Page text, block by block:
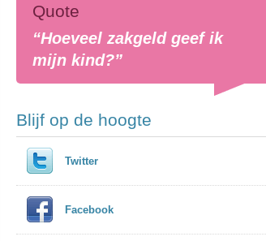
Quote
“Hoeveel zakgeld geef ik
mijn kind?”
Blijf op de hoogte
Twitter
Facebook